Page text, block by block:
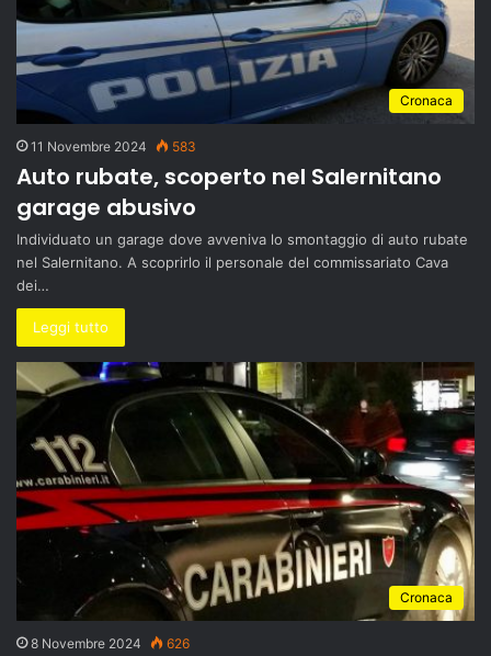
Cronaca
11 Novembre 2024 583
Auto rubate, scoperto nel Salernitano
garage abusivo
Individuato un garage dove avveniva lo smontaggio di auto rubate
nel Salernitano. A scoprirlo il personale del commissariato Cava
dei…
Leggi tutto
Cronaca
8 Novembre 2024 626